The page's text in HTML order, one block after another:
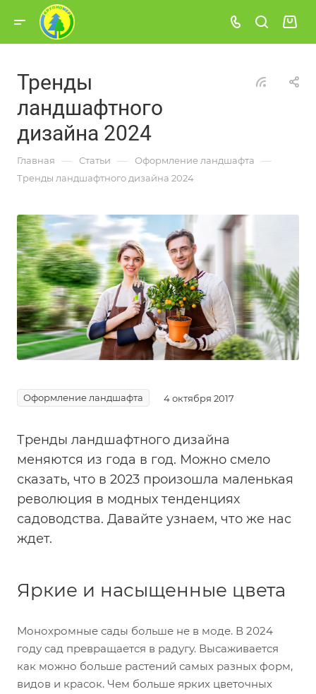
Тренды
ландшафтного
дизайна 2024
Главная — Статьи — Оформление ландшафта —
Тренды ландшафтного дизайна 2024
Оформление ландшафта 4 октября 2017
Тренды ландшафтного дизайна
меняются из года в год. Можно смело
сказать, что в 2023 произошла маленькая
революция в модных тенденциях
садоводства. Давайте узнаем, что же нас
ждет.
Яркие и насыщенные цвета
Монохромные сады больше не в моде. В 2024
году сад превращается в радугу. Высаживается
как можно больше растений самых разных форм,
видов и красок. Чем больше ярких цветочных